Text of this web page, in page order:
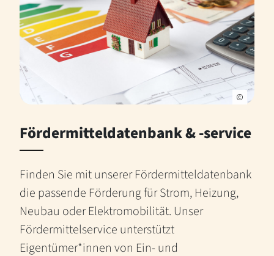
Fördermitteldatenbank & -service
Finden Sie mit unserer Fördermitteldatenbank
die passende Förderung für Strom, Heizung,
Neubau oder Elektromobilität. Unser
Fördermittelservice unterstützt
Eigentümer*innen von Ein- und